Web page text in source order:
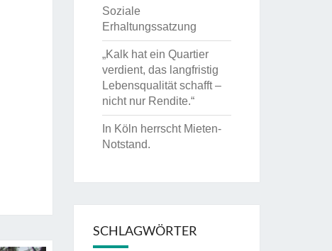
Soziale
Erhaltungssatzung
„Kalk hat ein Quartier
verdient, das langfristig
Lebensqualität schafft –
nicht nur Rendite.“
In Köln herrscht Mieten-
Notstand.
SCHLAGWÖRTER